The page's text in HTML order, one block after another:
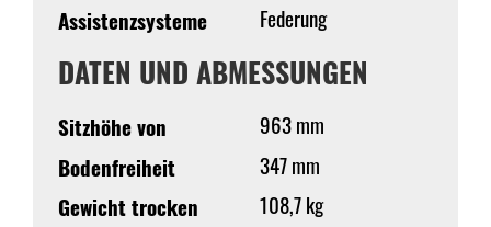
Assistenzsysteme Federung
DATEN UND ABMESSUNGEN
Sitzhöhe von
963 mm
Bodenfreiheit
347 mm
Gewicht trocken
108,7 kg